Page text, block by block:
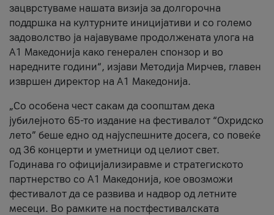
зацврстуваме нашата визија за долгорочна
поддршка на културните иницијативи и со големо
задоволство ја најавуваме продолжената улога на
A1 Македонија како генерален спонзор и во
наредните години“, изјави Методија Мирчев, главен
извршен директор на A1 Македонија.
„Со особена чест сакам да соопштам дека
јубилејното 65-то издание на фестивалот “Охридско
лето” беше едно од најуспешните досега, со повеќе
од 36 концерти и уметници од целиот свет.
Годинава го официјализиравме и стратегиското
партнерство со А1 Македонија, кое овозможи
фестивалот да се развива и надвор од летните
месеци. Во рамките на постфестивалската